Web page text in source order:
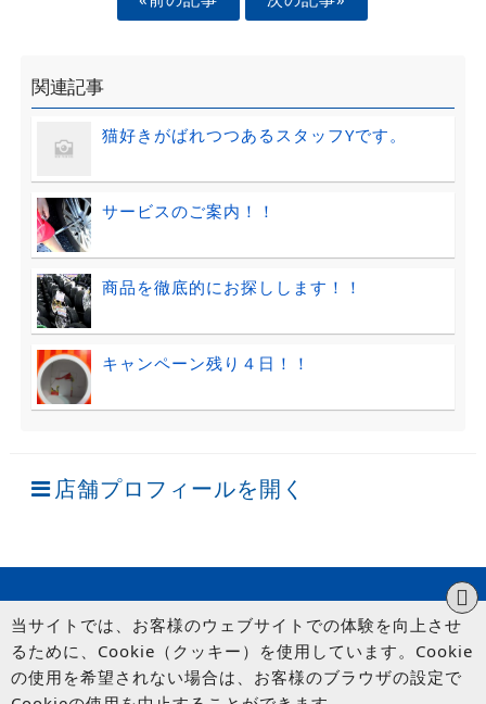
関連記事
猫好きがばれつつあるスタッフYです。
サービスのご案内！！
商品を徹底的にお探しします！！
キャンペーン残り４日！！
店舗プロフィールを開く
当サイトでは、お客様のウェブサイトでの体験を向上させ
るために、Cookie（クッキー）を使用しています。Cookie
の使用を希望されない場合は、お客様のブラウザの設定で